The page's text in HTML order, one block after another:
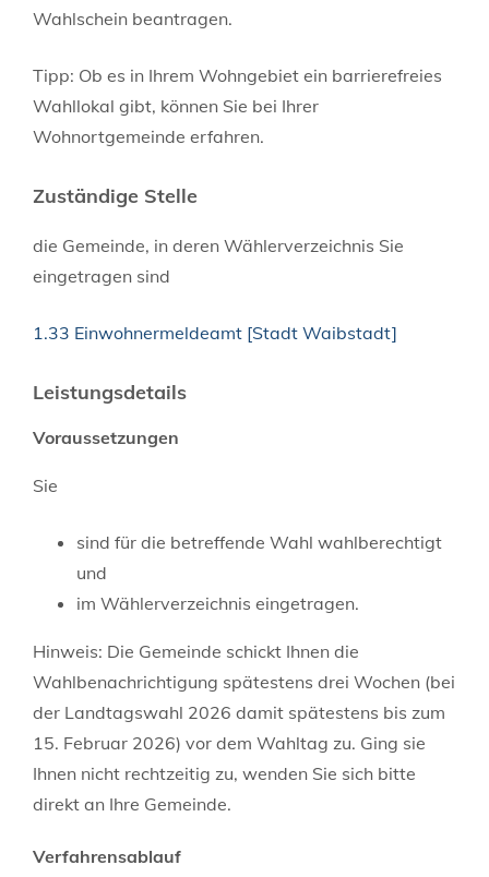
Wahlschein beantragen.
Tipp: Ob es in Ihrem Wohngebiet ein barrierefreies
Wahllokal gibt, können Sie bei Ihrer
Wohnortgemeinde erfahren.
Zuständige Stelle
die Gemeinde, in deren Wählerverzeichnis Sie
eingetragen sind
1.33 Einwohnermeldeamt [Stadt Waibstadt]
Leistungsdetails
Voraussetzungen
Sie
sind für die betreffende Wahl wahlberechtigt
und
im Wählerverzeichnis eingetragen.
Hinweis: Die Gemeinde schickt Ihnen die
Wahlbenachrichtigung spätestens drei Wochen (bei
der Landtagswahl 2026 damit spätestens bis zum
15. Februar 2026) vor dem Wahltag zu. Ging sie
Ihnen nicht rechtzeitig zu, wenden Sie sich bitte
direkt an Ihre Gemeinde.
Verfahrensablauf